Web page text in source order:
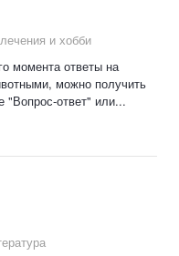
и хобби
момента ответы на
можно получить
"Вопрос-ответ" или...